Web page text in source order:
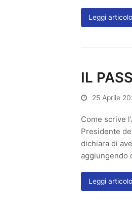
Leggi
IL
25 Aprile
Come scrive
Presidente
dichiara di
aggiungendo
Leggi